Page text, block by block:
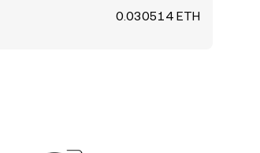
0.030514 ETH